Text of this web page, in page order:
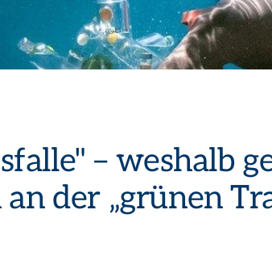
– weshalb
der „grünen